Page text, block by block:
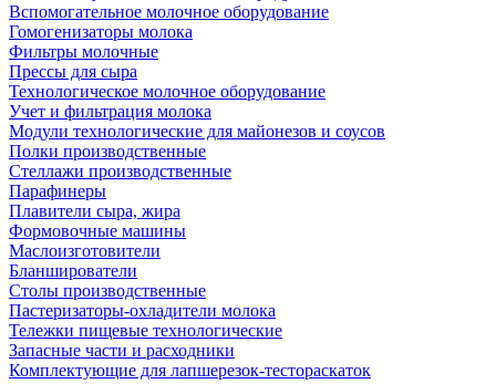
Вспомогательное молочное оборудование
Гомогенизаторы молока
Фильтры молочные
Прессы для сыра
Технологическое молочное оборудование
Учет и фильтрация молока
Модули технологические для майонезов и соусов
Полки производственные
Стеллажи производственные
Парафинеры
Плавители сыра, жира
Формовочные машины
Маслоизготовители
Бланширователи
Столы производственные
Пастеризаторы-охладители молока
Тележки пищевые технологические
Запасные части и расходники
Комплектующие для лапшерезок-тестораскаток